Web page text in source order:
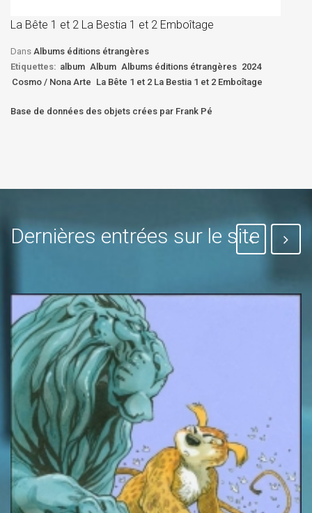
La Bête 1 et 2 La Bestia 1 et 2 Emboîtage
Dans Albums éditions étrangères
Etiquettes: album Album Albums éditions étrangères 2024
Cosmo / Nona Arte La Bête 1 et 2 La Bestia 1 et 2 Emboîtage
Base de données des objets crées par Frank Pé
Dernières entrées sur le site